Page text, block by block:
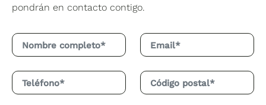
pondrán en contacto contigo.